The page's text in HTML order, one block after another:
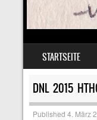
MENU
SKIP TO CONTENT
STARTSEITE
DNL 2015
Published 4. März